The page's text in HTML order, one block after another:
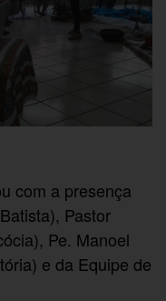
com a presença
Pastor
Pe. Manoel
e da Equipe de